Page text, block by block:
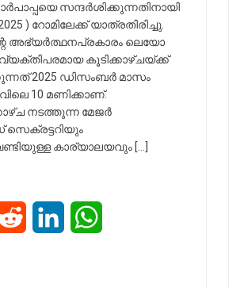
സന്ദർശിക്കുന്നതിനായി
) റോമിലേക്ക് യാത്രതിരിച്ചു.
അഭ്യർത്ഥനപ്രകാരം ലെയോ
വ്യക്തിപരമായ കൂടിക്കാഴ്ചയ്ക്ക്
2025 ഡിസംബർ മാസം
10 മണിക്കാണ്.
നടത്തുന്ന മേജർ
കാര്യാലയവും […]
Reddit LinkedIn